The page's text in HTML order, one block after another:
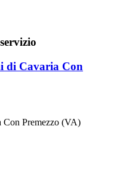
di Cavaria Con
Con Premezzo (VA)